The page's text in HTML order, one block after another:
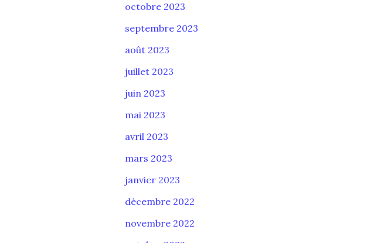
octobre 2023
septembre 2023
août 2023
juillet 2023
juin 2023
mai 2023
avril 2023
mars 2023
janvier 2023
décembre 2022
novembre 2022